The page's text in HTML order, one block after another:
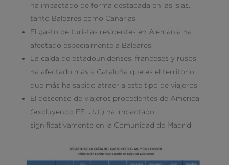
ha impactado de forma destacada en las islas,
tanto Baleares como Canarias.
El gasto de turistas residentes en Alemania ha
afectado especialmente a Baleares.
La caída de estadounidenses, franceses y rusos
ha afectado más a Cataluña que es el territorio
que más ha sabido atraer a este tipo de viajeros.
El descenso de viajeros procedentes de América
(excluyendo EE. UU.) ha impactado
significativamente en la Comunidad de Madrid.